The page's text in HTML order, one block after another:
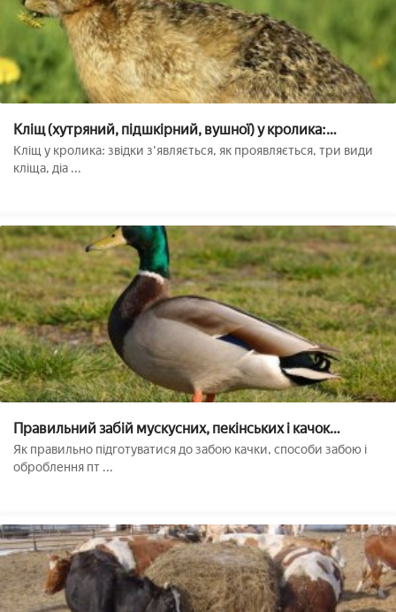
Кліщ (хутряний, підшкірний, вушної) у кролика:
симптоми і лікування
Кліщ у кролика: звідки з'являється, як проявляється, три види
кліща, діа ...
Правильний забій мускусних, пекінських і качок
мулардів в домашніх умовах
Як правильно підготуватися до забою качки, способи забою і
оброблення пт ...